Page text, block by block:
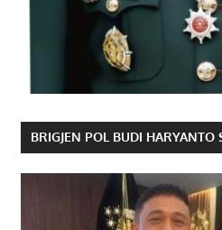
BRIGJEN POL BUDI HARYANTO